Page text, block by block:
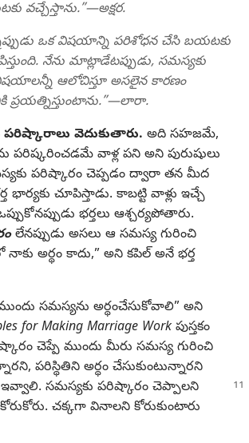
వచ్చేస్తాను.”—అక్షర.
ఒక విషయాన్ని పరిశోధన చేసి బయటకు
నేను మాట్లాడేటప్పుడు, సమస్యకు
ఆలోచిస్తూ అసలైన కారణం
ప్రయత్నిస్తుంటాను.”—లారా.
పరిష్కారాలు వెదుకుతారు. అది సహజమే,
పరిష్కరించడమే వాళ్ల పని అని పురుషులు
పరిష్కారం చెప్పడం ద్వారా తన మీద
భార్యకు చూపిస్తాడు. కాబట్టి వాళ్లు ఇచ్చే
భర్తలు ఆశ్చర్యపోతారు.
లేనప్పుడు అసలు ఆ సమస్య గురించి
అర్థం కాదు,” అని కపిల్‌ అనే భర్త
సమస్యను అర్థంచేసుకోవాలి” అని
for Making Marriage Work పుస్తకం
చెప్పే ముందు మీరు సమస్య గురించి
పరిస్థితిని అర్థం చేసుకుంటున్నారని
ఇవ్వాలి. సమస్యకు పరిష్కారం చెప్పాలని
చక్కగా వినాలని కోరుకుంటారు